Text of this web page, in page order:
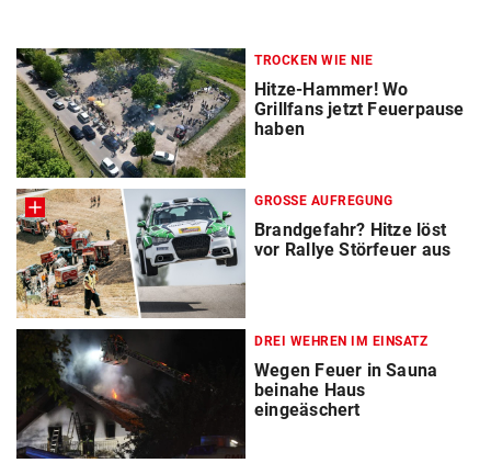
TROCKEN WIE NIE
Hitze-Hammer! Wo
Grillfans jetzt Feuerpause
haben
GROSSE AUFREGUNG
Brandgefahr? Hitze löst
vor Rallye Störfeuer aus
DREI WEHREN IM EINSATZ
Wegen Feuer in Sauna
beinahe Haus
eingeäschert